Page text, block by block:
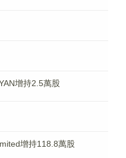
增持2.5萬股
增持118.8萬股